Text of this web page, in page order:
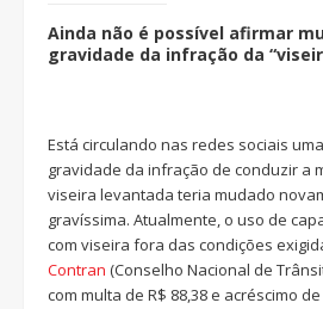
Ainda não é possível afirmar
gravidade da infração da
Está circulando nas redes sociais
gravidade da infração de conduzir a
viseira levantada teria mudado
gravíssima. Atualmente, o uso de
com viseira fora das condições
Contran (Conselho Nacional de
com multa de R$ 88,38 e acréscimo